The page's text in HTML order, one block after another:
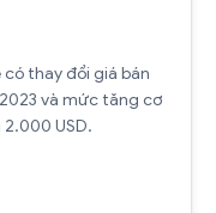
thay đổi giá bán
và mức tăng cơ
USD.